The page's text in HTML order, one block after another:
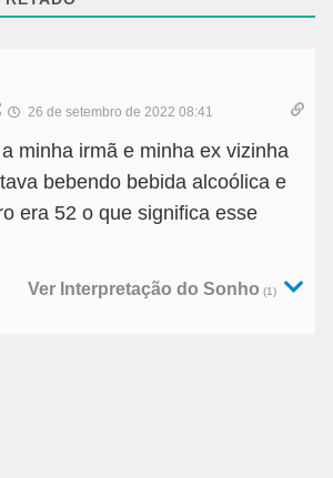
26 de setembro de 2022 08:41
minha irmã e minha ex vizinha
bebendo bebida alcoólica e
era 52 o que significa esse
Ver Interpretação do Sonho (1)